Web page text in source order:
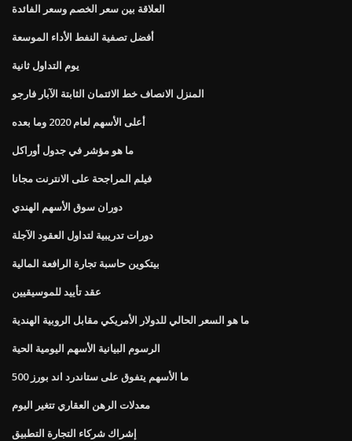
العلاقة بين سعر الخصم وسعر الفائدة
أفضل تصفية النفط الأداء الموسعة
يوم التداول ثانية
المنزل الانصاف خط الائتمان الثابتة الآبار فارجو
أعلى الأسهم لعام 2020 وما بعده
ما هو مؤشر في جدول أوراكل
فيلم المراجحة على الانترنت مجانا
دوران سوق الأسهم الهندي
دورات تدريبية لتداول العقود الآجلة
بيتكوين حاسبة تجارة الرافعة المالية
عقد تأييد للموسيقيين
ما هو السعر الحالي للدولار الأمريكي مقابل الروبية الهندية
الرسوم البيانية الأسهم اليومية الحية
ما الأسهم يتفوق على ستاندرد اند بورز 500
معدلات الرهن العقاري تتغير اليوم
إشراك شركاء التجارة التطبيق